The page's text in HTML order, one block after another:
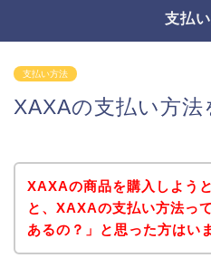
支払
支払い方法
XAXAの支払い方
XAXAの商品を購入しよう
と、XAXAの支払い方法っ
あるの？」と思った方はい